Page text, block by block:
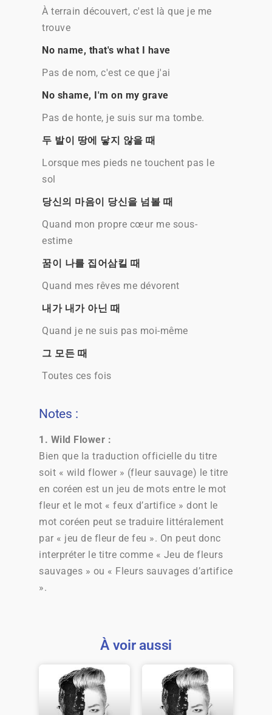
À terrain découvert, c'est là que je me
trouve
No name, that's what I have
Pas de nom, c'est ce que j'ai
No shame, I'm on my grave
Pas de honte, je suis sur ma tombe.
두 발이 땅에 닿지 않을 때
Lorsque mes pieds ne touchent pas le
sol
당신의 마음이 당신을 넘볼 때
Quand mon propre cœur me sous-
estime
꿈이 나를 집어삼킬 때
Quand mes rêves me dévorent
내가 내가 아닌 때
Quand je ne suis pas moi-même
그 모든 때
Toutes ces fois
Notes :
1. Wild Flower :
Bien que la traduction officielle du titre
soit « wild flower » (fleur sauvage) le titre
en coréen est un jeu de mots entre le mot
fleur et le mot « feux d’artifice » dont le
mot coréen peut se traduire littéralement
par « jeu de fleur de feu ». On peut donc
interpréter le titre comme « Jeu de fleurs
sauvages » ou « Fleurs sauvages d’artifice
».
À voir aussi